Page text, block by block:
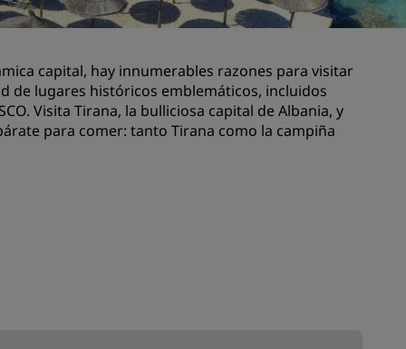
Estancias sostenibles
deportivos
Viajeros de negocios
Hoteles en el centro de la ciudad
capital, hay innumerables razones para visitar
de lugares históricos emblemáticos, incluidos
Visita Tirana, la bulliciosa capital de Albania, y
para comer: tanto Tirana como la campiña